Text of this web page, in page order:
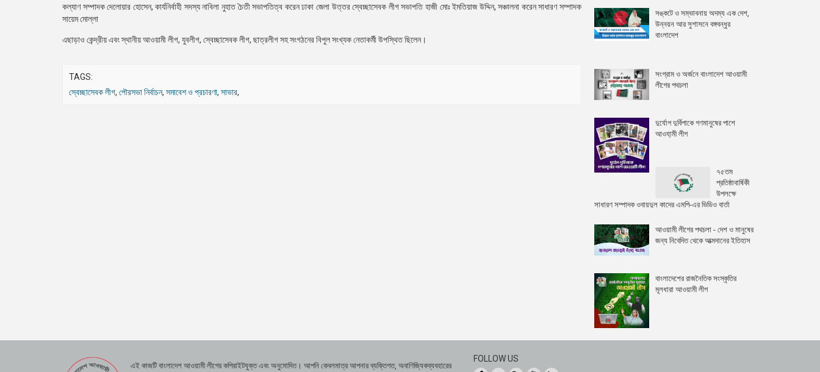
কল্যাণ সম্পাদক দেলোয়ার হোসেন, কার্যনির্বাহী সদস্য নাবিলা নুহাত চৈতী সভাপতিত্ব করেন ঢাকা জেলা উত্তর স্বেচ্ছাসেবক লীগ সভাপতি হাজী মোঃ ইমতিয়াজ উদ্দিন, সঞ্চালনা করেন সাধারণ সম্পাদক
সায়েম মোল্লা
এছাড়াও কেন্দ্রীয় এবং স্থানীয় আওয়ামী লীগ, যুবলীগ, স্বেচ্ছাসেবক লীগ, ছাত্রলীগ সহ সংগঠনের বিপুল সংখ্যক নেতাকর্মী উপস্থিত ছিলেন।
TAGS:
স্বেচ্ছাসেবক লীগ, পৌরসভা নির্বাচন, সমাবেশ ও প্রচারণা, সাভার,
সঙ্কটে ও সম্ভাবনায় অদম্য এক দেশ,
উন্নয়ন আর সুশাসনে বঙ্গবন্ধুর
বাংলাদেশ
সংগ্রাম ও অর্জনে বাংলাদেশ আওয়ামী
লীগের পথচলা
দুর্যোগ দুর্বিপাকে গণমানুষের পাশে
আওযা়মী লীগ
৭৫তম
প্রতিষ্ঠাবার্ষিকী
উপলক্ষে
সাধারণ সম্পাদক ওবায়দুল কাদের এমপি-এর ভিডিও বার্তা
আওয়ামী লীগের পথচলা - দেশ ও মানুষের
জন্য নিবেদিত থেকে আত্মদানের ইতিহাস
বাংলাদেশের রাজনৈতিক সংস্কৃতির
মূলধারা আওয়ামী লীগ
এই কাজটি বাংলাদেশ আওয়ামী লীগের কপিরাইটযুক্ত এবং অনুমোদিত। আপনি কেবলমাত্র আপনার ব্যক্তিগত, অবাণিজ্যিকব্যবহারের
FOLLOW US